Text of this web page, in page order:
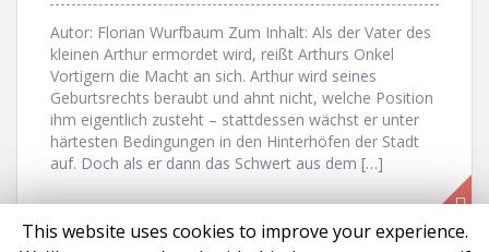
Autor: Florian Wurfbaum Zum Inhalt: Als der Vater des
kleinen Arthur ermordet wird, reißt Arthurs Onkel
Vortigern die Macht an sich. Arthur wird seines
Geburtsrechts beraubt und ahnt nicht, welche Position
ihm eigentlich zusteht – stattdessen wächst er unter
härtesten Bedingungen in den Hinterhöfen der Stadt
auf. Doch als er dann das Schwert aus dem […]
This website uses cookies to improve your experience.